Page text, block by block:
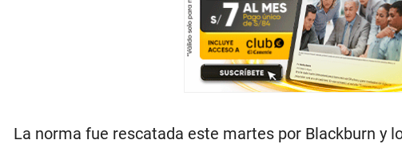
La norma fue rescatada este martes por Blackburn y